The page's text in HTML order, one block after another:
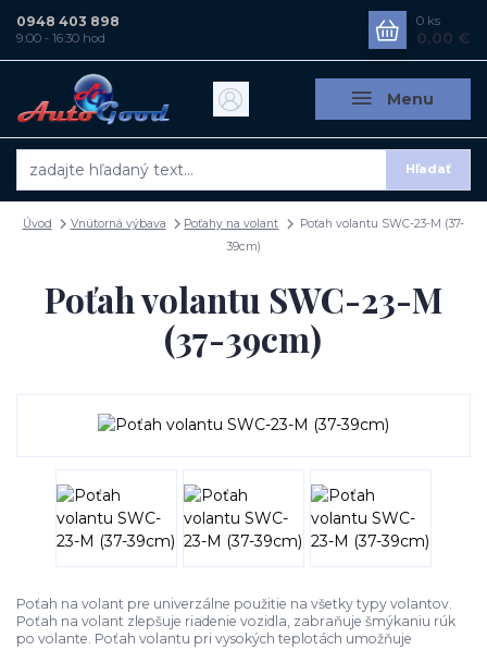
Menu
Hľadať
0948 403 898
9:00 - 16:30 hod
0 ks
0,00 €
Úvod Vnútorná výbava Poťahy na volant
Poťah volantu SWC-23-M (37-
39cm)
Poťah volantu SWC-23-M
(37-39cm)
Poťah na volant pre univerzálne použitie na všetky typy volantov.
Poťah na volant zlepšuje riadenie vozidla, zabraňuje šmýkaniu rúk
po volante. Poťah volantu pri vysokých teplotách umožňuje